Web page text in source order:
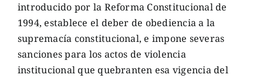
introducido por la Reforma Constitucional de
1994, establece el deber de obediencia a la
supremacía constitucional, e impone severas
sanciones para los actos de violencia
institucional que quebranten esa vigencia del